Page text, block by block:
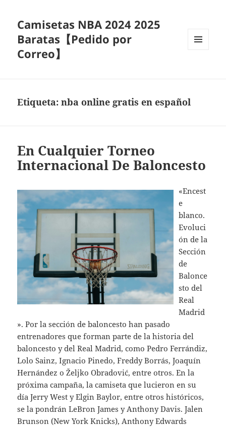
Camisetas NBA 2024 2025
Baratas【Pedido por
Correo】
Etiqueta:nba online gratis en español
En Cualquier Torneo
Internacional De Baloncesto
«Encest
e
blanco.
Evoluci
ón de la
Sección
de
Balonce
sto del
Real
Madrid
». Por la sección de baloncesto han pasado
entrenadores que forman parte de la historia del
baloncesto y del Real Madrid, como Pedro Ferrándiz,
Lolo Sainz, Ignacio Pinedo, Freddy Borrás, Joaquín
Hernández o Željko Obradović, entre otros. En la
próxima campaña, la camiseta que lucieron en su
día Jerry West y Elgin Baylor, entre otros históricos,
se la pondrán LeBron James y Anthony Davis. Jalen
Brunson (New York Knicks), Anthony Edwards